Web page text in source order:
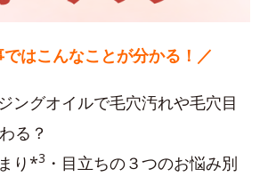
はこんなことが分かる！／
ングオイルで毛穴汚れや毛穴目
る？
り*3 ・目立ちの３つのお悩み別